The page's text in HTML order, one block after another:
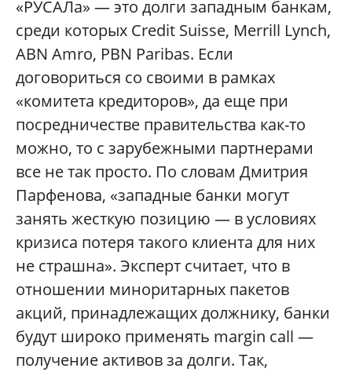
«РУСАЛа» — это долги западным банкам,
среди которых Credit Suisse, Merrill Lynch,
ABN Amro, PBN Paribas. Если
договориться со своими в рамках
«комитета кредиторов», да еще при
посредничестве правительства как-то
можно, то с зарубежными партнерами
все не так просто. По словам Дмитрия
Парфенова, «западные банки могут
занять жесткую позицию — в условиях
кризиса потеря такого клиента для них
не страшна». Эксперт считает, что в
отношении миноритарных пакетов
акций, принадлежащих должнику, банки
будут широко применять margin call —
получение активов за долги. Так,